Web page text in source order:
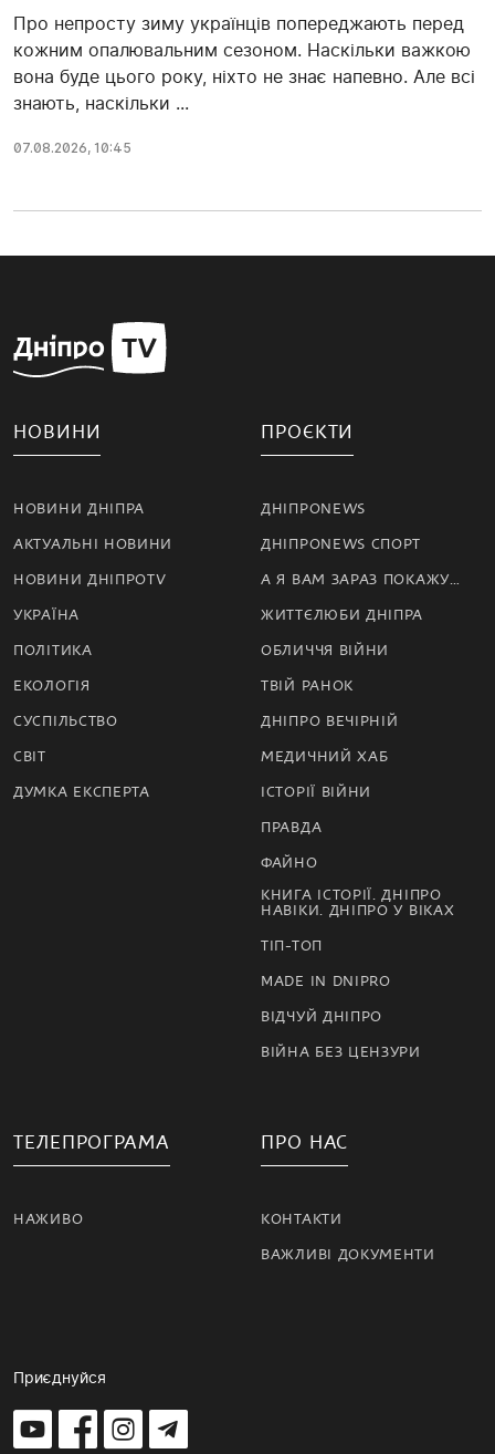
Про непросту зиму українців попереджають перед
кожним опалювальним сезоном. Наскільки важкою
вона буде цього року, ніхто не знає напевно. Але всі
знають, наскільки ...
07.08.2026, 10:45
НОВИНИ
НОВИНИ ДНІПРА
АКТУАЛЬНІ НОВИНИ
НОВИНИ ДНІПРОTV
УКРАЇНА
ПОЛІТИКА
ЕКОЛОГІЯ
СУСПІЛЬСТВО
СВІТ
ДУМКА ЕКСПЕРТА
ПРОЄКТИ
ДНІПРОNEWS
ДНІПРОNEWS СПОРТ
А Я ВАМ ЗАРАЗ ПОКАЖУ…
ЖИТТЄЛЮБИ ДНІПРА
ОБЛИЧЧЯ ВІЙНИ
ТВІЙ РАНОК
ДНІПРО ВЕЧІРНІЙ
МЕДИЧНИЙ ХАБ
ІСТОРІЇ ВІЙНИ
ПРАВДА
ФАЙНО
КНИГА ІСТОРІЇ. ДНІПРО
НАВІКИ. ДНІПРО У ВІКАХ
ТІП-ТОП
MADE IN DNIPRO
ВІДЧУЙ ДНІПРО
ВІЙНА БЕЗ ЦЕНЗУРИ
ТЕЛЕПРОГРАМА
НАЖИВО
ПРО НАС
КОНТАКТИ
ВАЖЛИВІ ДОКУМЕНТИ
Приєднуйся